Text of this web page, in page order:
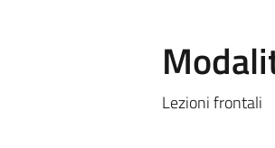
Lezioni frontali